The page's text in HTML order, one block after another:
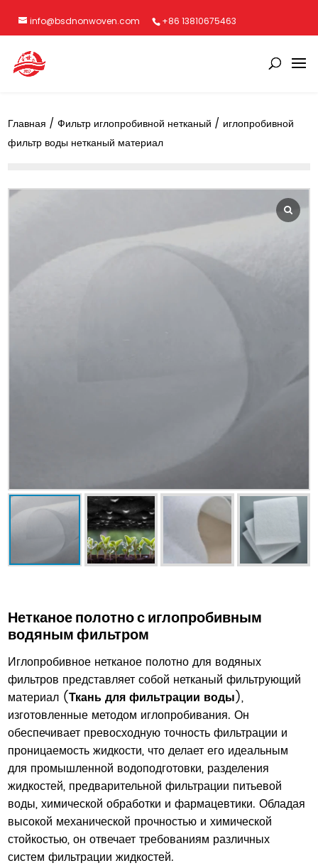
info@bsdnonwoven.com +86 13810675463
Главная /Фильтр иглопробивной нетканый / иглопробивной
фильтр воды нетканый материал
Нетканое полотно с иглопробивным
водяным фильтром
Иглопробивное нетканое полотно для водяных
фильтров представляет собой нетканый фильтрующий
материал (Ткань для фильтрации воды),
изготовленные методом иглопробивания. Он
обеспечивает превосходную точность фильтрации и
проницаемость жидкости, что делает его идеальным
для промышленной водоподготовки, разделения
жидкостей, предварительной фильтрации питьевой
воды, химической обработки и фармацевтики. Обладая
высокой механической прочностью и химической
стойкостью, он отвечает требованиям различных
систем фильтрации жидкостей.